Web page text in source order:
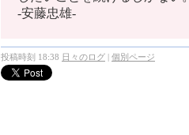
-安藤忠雄-
投稿時刻 18:38 日々のログ | 個別ページ